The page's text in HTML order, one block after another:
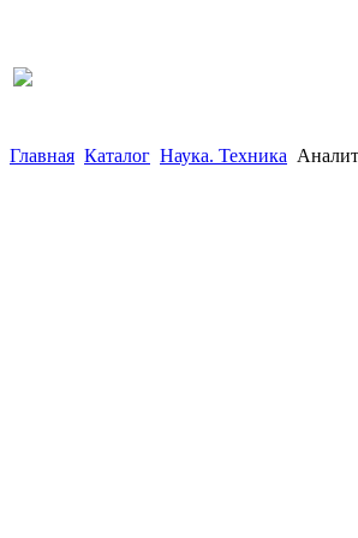
Главная Каталог Наука. Техника